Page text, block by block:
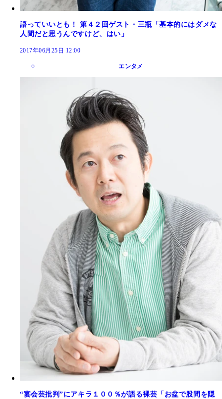
語っていいとも！ 第４２回ゲスト・三瓶「基本的にはダメな
人間だと思うんですけど、はい」
2017年06月25日 12:00
エンタメ
“宴会芸批判”にアキラ１００％が語る裸芸「お盆で股間を隠